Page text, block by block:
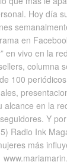
Hoy día
en
en vivo en la
columna
100
alcance en la
Y
Radio Ink
más